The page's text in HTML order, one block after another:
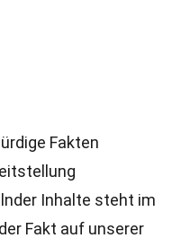
Fakten
Inhalte steht im
Fakt auf unserer